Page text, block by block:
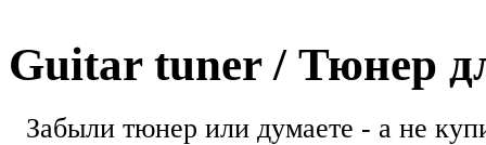
Guitar tuner / Тюнер
Забыли тюнер или думаете - а не